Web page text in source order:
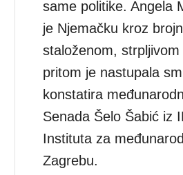
same politike. Angela
je Njemačku kroz
staloženom,
pritom je nastupala
konstatira
Senada Šelo Šabić iz
Instituta za
Zagrebu.